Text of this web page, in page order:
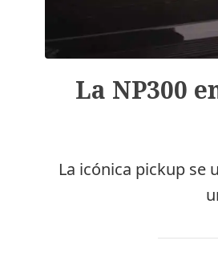
La NP300
La icónica pickup se